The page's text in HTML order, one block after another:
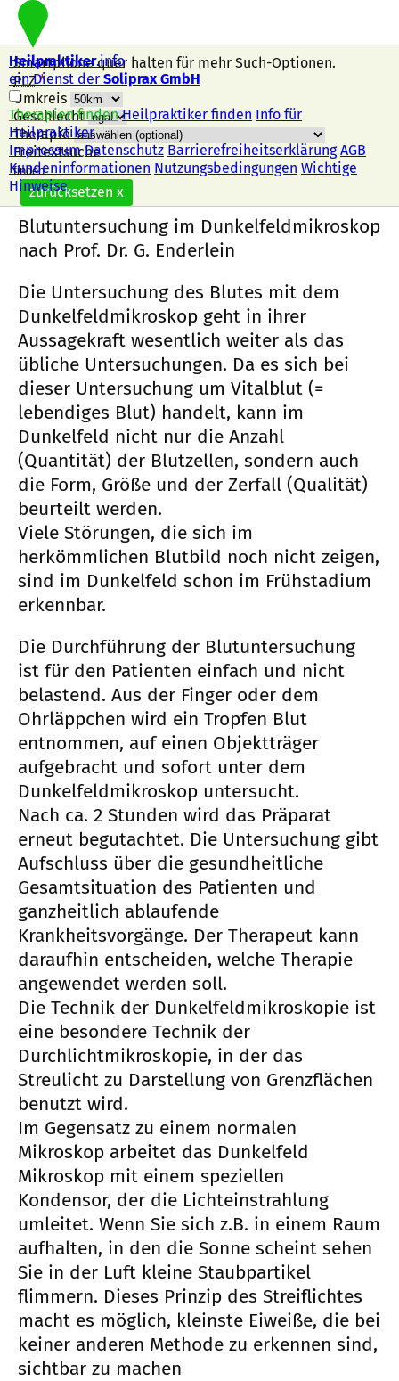
Heilpraktiker.info
ein Dienst der Soliprax GmbH
Therapien finden Heilpraktiker finden Info für
Heilpraktiker
Impressum Datenschutz Barrierefreiheitserklärung AGB
Kundeninformationen Nutzungsbedingungen Wichtige
Hinweise
Smartphone quer halten für mehr Such-Optionen.
PLZ *
Umkreis
Geschlecht
Therapie
Freitextsuche
zurücksetzen x
Nach dieser Therapie suchen
Dunkelfeld
Blutuntersuchung im Dunkelfeldmikroskop
nach Prof. Dr. G. Enderlein
Die Untersuchung des Blutes mit dem
Dunkelfeldmikroskop geht in ihrer
Aussagekraft wesentlich weiter als das
übliche Untersuchungen. Da es sich bei
dieser Untersuchung um Vitalblut (=
lebendiges Blut) handelt, kann im
Dunkelfeld nicht nur die Anzahl
(Quantität) der Blutzellen, sondern auch
die Form, Größe und der Zerfall (Qualität)
beurteilt werden.
Viele Störungen, die sich im
herkömmlichen Blutbild noch nicht zeigen,
sind im Dunkelfeld schon im Frühstadium
erkennbar.
Die Durchführung der Blutuntersuchung
ist für den Patienten einfach und nicht
belastend. Aus der Finger oder dem
Ohrläppchen wird ein Tropfen Blut
entnommen, auf einen Objektträger
aufgebracht und sofort unter dem
Dunkelfeldmikroskop untersucht.
Nach ca. 2 Stunden wird das Präparat
erneut begutachtet. Die Untersuchung gibt
Aufschluss über die gesundheitliche
Gesamtsituation des Patienten und
ganzheitlich ablaufende
Krankheitsvorgänge. Der Therapeut kann
daraufhin entscheiden, welche Therapie
angewendet werden soll.
Die Technik der Dunkelfeldmikroskopie ist
eine besondere Technik der
Durchlichtmikroskopie, in der das
Streulicht zu Darstellung von Grenzflächen
benutzt wird.
Im Gegensatz zu einem normalen
Mikroskop arbeitet das Dunkelfeld
Mikroskop mit einem speziellen
Kondensor, der die Lichteinstrahlung
umleitet. Wenn Sie sich z.B. in einem Raum
aufhalten, in den die Sonne scheint sehen
Sie in der Luft kleine Staubpartikel
flimmern. Dieses Prinzip des Streiflichtes
macht es möglich, kleinste Eiweiße, die bei
keiner anderen Methode zu erkennen sind,
sichtbar zu machen